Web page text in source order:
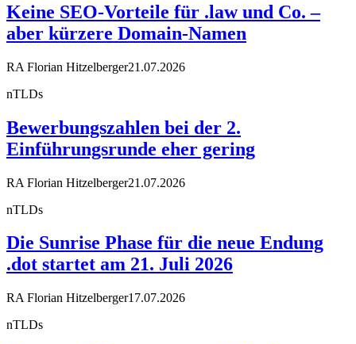
Keine SEO-Vorteile für .law und Co. –
aber kürzere Domain-Namen
RA Florian Hitzelberger21.07.2026
nTLDs
Bewerbungszahlen bei der 2.
Einführungsrunde eher gering
RA Florian Hitzelberger21.07.2026
nTLDs
Die Sunrise Phase für die neue Endung
.dot startet am 21. Juli 2026
RA Florian Hitzelberger17.07.2026
nTLDs